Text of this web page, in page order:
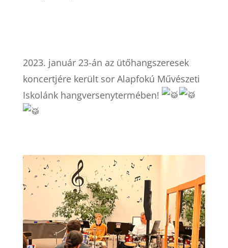
2023. január 23-án az ütőhangszeresek
koncertjére került sor Alapfokú Művészeti
Iskolánk hangversenytermében!